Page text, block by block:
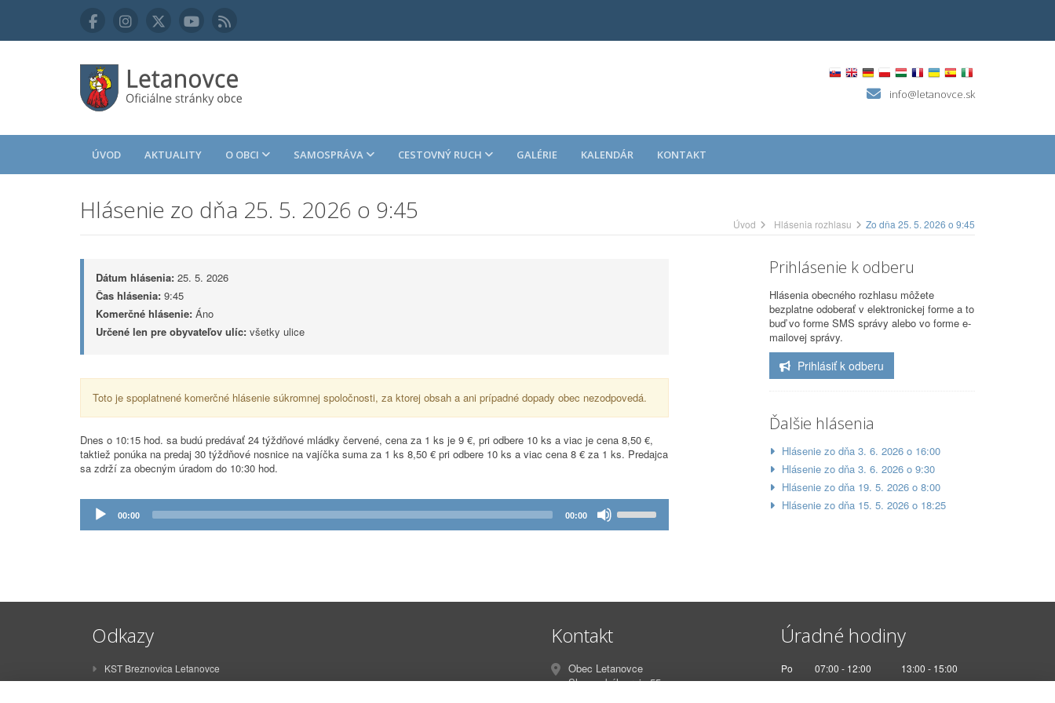
info@letanovce.sk
ÚVOD AKTUALITY O OBCI SAMOSPRÁVA CESTOVNÝ RUCH GALÉRIE KALENDÁR KONTAKT
Hlásenie zo dňa 25. 5. 2026 o 9:45 Úvod Hlásenia rozhlasu Zo dňa 25. 5. 2026 o 9:45
Dátum hlásenia: 25. 5. 2026
Čas hlásenia: 9:45
Komerčné hlásenie: Áno
Určené len pre obyvateľov ulíc: všetky ulice
Toto je spoplatnené komerčné hlásenie súkromnej spoločnosti, za ktorej obsah a ani prípadné dopady obec nezodpovedá.
Dnes o 10:15 hod. sa budú predávať 24 týždňové mládky červené, cena za 1 ks je 9 €, pri odbere 10 ks a viac je cena 8,50 €,
taktiež ponúka na predaj 30 týždňové nosnice na vajíčka suma za 1 ks 8,50 € pri odbere 10 ks a viac cena 8 € za 1 ks. Predajca
sa zdrží za obecným úradom do 10:30 hod.
Prehrávač
zvuku
00:00 00:00
so
šípkou
hlasitosť.
Prihlásenie k odberu
Hlásenia obecného rozhlasu môžete
bezplatne odoberať v elektronickej forme a to
buď vo forme SMS správy alebo vo forme e-
mailovej správy.
Prihlásiť k odberu
Ďalšie hlásenia
Hlásenie zo dňa 3. 6. 2026 o 16:00
Hlásenie zo dňa 3. 6. 2026 o 9:30
Hlásenie zo dňa 19. 5. 2026 o 8:00
Hlásenie zo dňa 15. 5. 2026 o 18:25
Odkazy
KST Breznovica Letanovce
Kontakt
Obec Letanovce
Slovenského raja 55
Úradné hodiny
Po 07:00 - 12:00
13:00 - 15:00